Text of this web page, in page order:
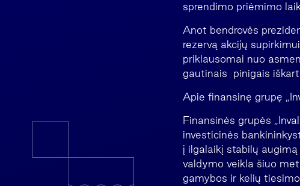
sprendimo priėmimo
Anot bendrovės
rezervą akcijų
priklausomai nuo
gautinais pinigais
Apie finansinę grupę
Finansinės grupės
investicinės
į ilgalaikį stabilų
valdymo veikla šiuo
gamybos ir kelių